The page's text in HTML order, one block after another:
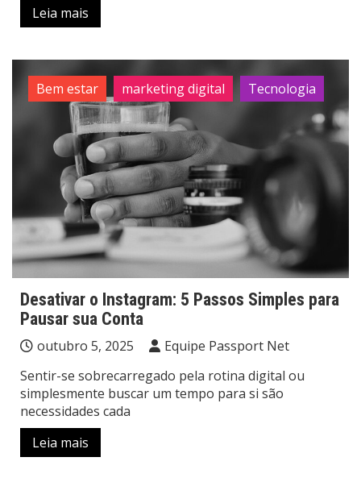
Leia mais
Bem estar marketing digital Tecnologia
Desativar o Instagram: 5 Passos Simples para
Pausar sua Conta
outubro 5, 2025
Equipe Passport Net
Sentir-se sobrecarregado pela rotina digital ou
simplesmente buscar um tempo para si são
necessidades cada
Leia mais